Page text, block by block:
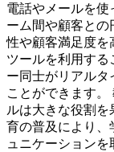
電話やメールを使
ーム間や顧客と
性や顧客満足度を
ツールを利用す
ー同士がリアルタ
ことができます
ルは大きな役割
育の普及により、
ュニケーション